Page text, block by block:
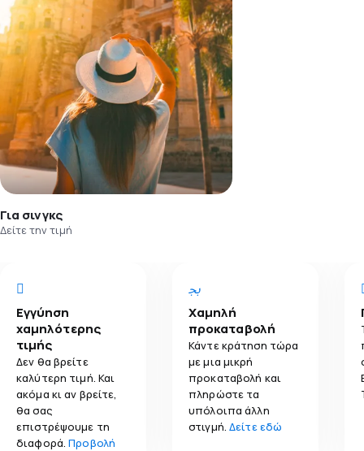
Για σινγκς
Δείτε την τιμή
Εγγύηση
χαμηλότερης
τιμής
Δεν θα βρείτε
καλύτερη τιμή. Και
ακόμα κι αν βρείτε,
θα σας
επιστρέψουμε τη
διαφορά.Προβολή
Χαμηλή
προκαταβολή
Κάντε κράτηση τώρα
με μια μικρή
προκαταβολή και
πληρώστε τα
υπόλοιπα άλλη
στιγμή.Δείτε εδώ